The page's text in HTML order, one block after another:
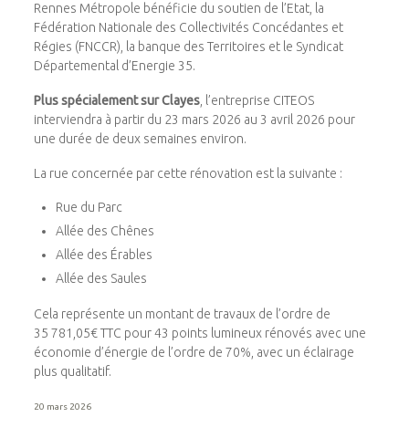
Rennes Métropole bénéficie du soutien de l’Etat, la
Fédération Nationale des Collectivités Concédantes et
Régies (FNCCR), la banque des Territoires et le Syndicat
Départemental d’Energie 35.
Plus spécialement sur Clayes , l’entreprise CITEOS
interviendra à partir du 23 mars 2026 au 3 avril 2026 pour
une durée de deux semaines environ.
La rue concernée par cette rénovation est la suivante :
Rue du Parc
Allée des Chênes
Allée des Érables
Allée des Saules
Cela représente un montant de travaux de l’ordre de
35 781,05€ TTC pour 43 points lumineux rénovés avec une
économie d’énergie de l’ordre de 70%, avec un éclairage
plus qualitatif.
20 mars 2026